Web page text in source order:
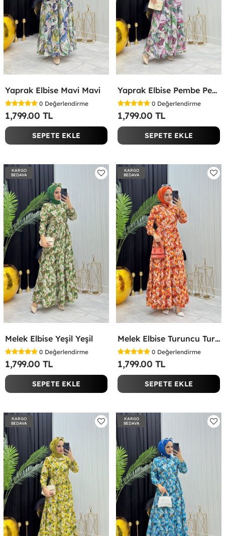
Yaprak Elbise Mavi Mavi
0 Değerlendirme
1,799.00 TL
SEPETE EKLE
Yaprak Elbise Pembe Pembe
0 Değerlendirme
1,799.00 TL
SEPETE EKLE
KARGO
BEDAVA
Melek Elbise Yeşil Yeşil
0 Değerlendirme
1,799.00 TL
SEPETE EKLE
KARGO
BEDAVA
Melek Elbise Turuncu Turuncu
0 Değerlendirme
1,799.00 TL
SEPETE EKLE
KARGO
BEDAVA
KARGO
BEDAVA